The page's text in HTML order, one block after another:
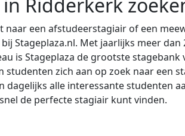
naar een afstudeerstagiair of een
Stageplaza.nl. Met jaarlijks meer dan
is Stageplaza de grootste stagebank
zich aan op zoek naar een
dagelijks alle interessante studenten
de perfecte stagiair kunt vinden.